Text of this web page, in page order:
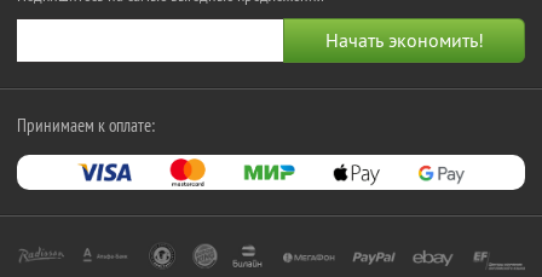
Принимаем к оплате: